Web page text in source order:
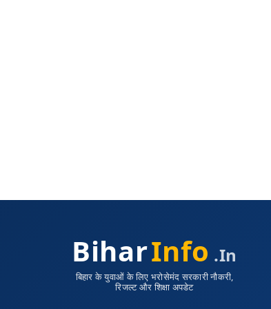
BiharInfo .in
बिहार के युवाओं के लिए भरोसेमंद सरकारी नौकरी,
रिजल्ट और शिक्षा अपडेट